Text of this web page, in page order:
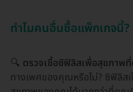
ทำไมคนอื่นซื้อแพ็กเกจนี้?
🔍 ตรวจเชื้อซิฟิลิสเพื่อสุขภาพ
ทางเพศของคุณหรือไม่? ซิฟิลิส